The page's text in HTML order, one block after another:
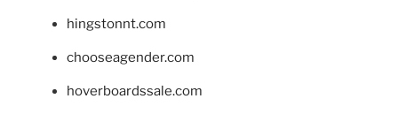
hingstonnt.com
chooseagender.com
hoverboardssale.com